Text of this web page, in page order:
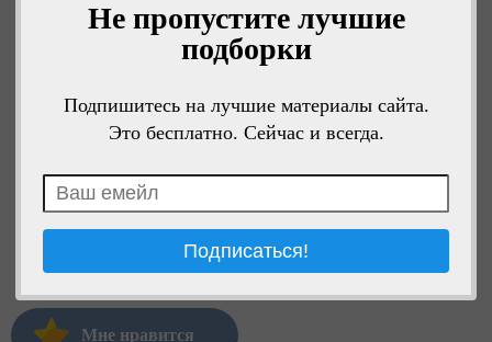
Не пропустите лучшие
подборки
Подпишитесь на лучшие материалы сайта.
Это бесплатно. Сейчас и всегда.
Мне нравится